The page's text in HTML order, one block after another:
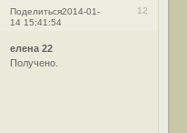
Поделиться 12
2014-01-
14 15:41:54
елена 22
Получено.